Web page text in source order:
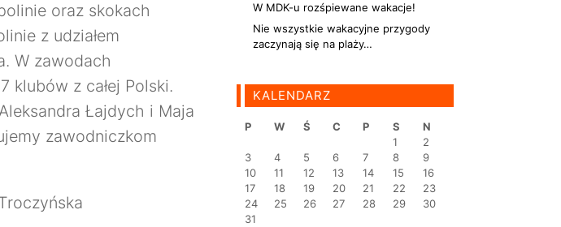
oraz skokach
z udziałem
W zawodach
klubów z całej Polski.
Łajdych i Maja
zawodniczkom
W MDK-u rozśpiewane wakacje!
Nie wszystkie wakacyjne przygody
zaczynają się na plaży…
KALENDARZ
P W Ś C P S
N
1
2
3
4 5 6 7 8
9
10
11 12 13 14 15
16
17
18 19 20 21 22
23
24
25 26 27 28 29
30
31